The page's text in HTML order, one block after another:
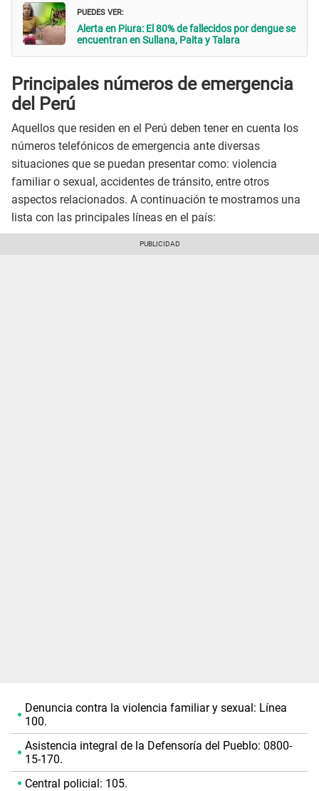
PUEDES VER:
Alerta en Piura: El 80% de fallecidos por dengue se
encuentran en Sullana, Paita y Talara
Principales números de emergencia
del Perú
Aquellos que residen en el Perú deben tener en cuenta los
números telefónicos de emergencia ante diversas
situaciones que se puedan presentar como: violencia
familiar o sexual, accidentes de tránsito, entre otros
aspectos relacionados. A continuación te mostramos una
lista con las principales líneas en el país:
Denuncia contra la violencia familiar y sexual: Línea
100.
Asistencia integral de la Defensoría del Pueblo: 0800-
15-170.
Central policial: 105.